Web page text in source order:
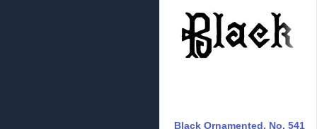
Black Ornamented, No. 541